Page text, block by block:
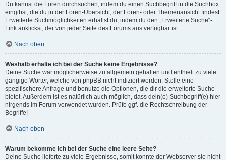
Du kannst die Foren durchsuchen, indem du einen Suchbegriff in die Suchbox
eingibst, die du in der Foren-Übersicht, der Foren- oder Themenansicht findest.
Erweiterte Suchmöglichkeiten erhältst du, indem du den „Erweiterte Suche“-
Link anklickst, der von jeder Seite des Forums aus verfügbar ist.
Nach oben
Weshalb erhalte ich bei der Suche keine Ergebnisse?
Deine Suche war möglicherweise zu allgemein gehalten und enthielt zu viele
gängige Wörter, welche von phpBB nicht indiziert werden. Stelle eine
spezifischere Anfrage und benutze die Optionen, die dir die erweiterte Suche
bietet. Außerdem ist es natürlich auch möglich, dass dein(e) Suchbegriff(e) hier
nirgends im Forum verwendet wurden. Prüfe ggf. die Rechtschreibung der
Begriffe!
Nach oben
Warum bekomme ich bei der Suche eine leere Seite?
Deine Suche lieferte zu viele Ergebnisse, somit konnte der Webserver sie nicht